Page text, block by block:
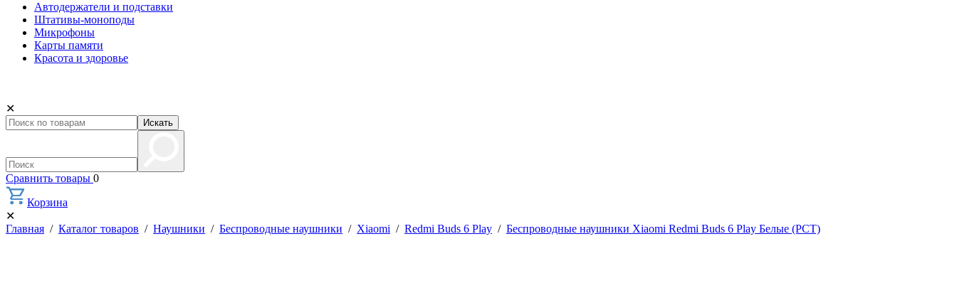
Автодержатели и подставки
Штативы-моноподы
Микрофоны
Карты памяти
Красота и здоровье
✕
Искать
Сравнить товары 0
Корзина
✕
Главная / Каталог товаров / Наушники / Беспроводные наушники / Xiaomi / Redmi Buds 6 Play / Беспроводные наушники Xiaomi Redmi Buds 6 Play Белые (РСТ)